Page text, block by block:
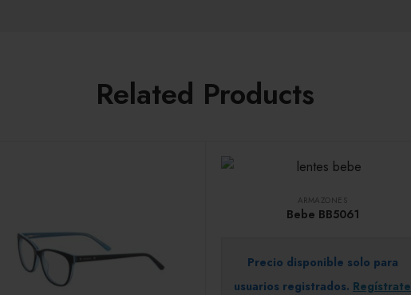
Related Products
ARMAZONES
Bebe BB5061
Precio disponible solo para
usuarios registrados. Regístrate